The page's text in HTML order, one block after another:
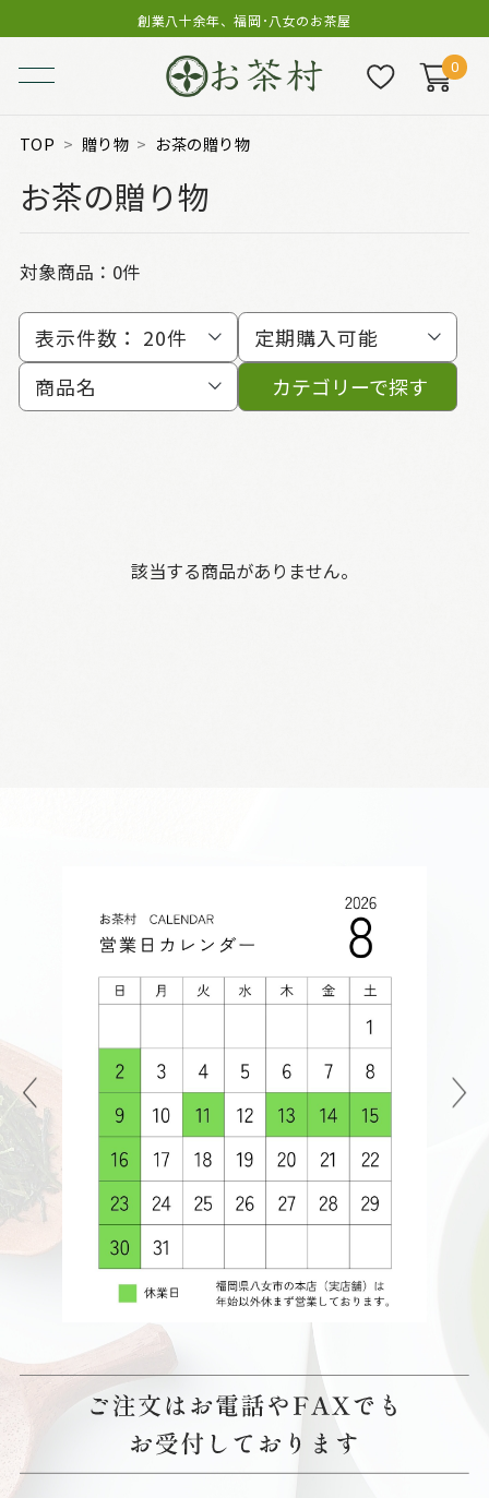
創業八十余年、福岡･八女のお茶屋
0
TOP 贈り物 お茶の贈り物
お茶の贈り物
対象商品：0件
表示件数： 20件
定期購入可能
商品名
カテゴリーで探す
該当する商品がありません。